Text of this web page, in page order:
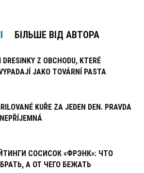
БІЛЬШЕ ВІД АВТОРА
DRESINKY Z OBCHODU, KTERÉ
JAKO TOVÁRNÍ PASTA
KUŘE ZA JEDEN DEN. PRAVDA
СОСИСОК «ФРЭНК»: ЧТО
А ОТ ЧЕГО БЕЖАТЬ